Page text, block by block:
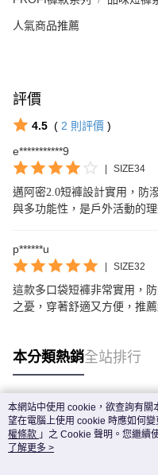
人氣商品推薦
評價
4.5 ( 2 則評價 )
e***********9
| SIZE34
邁阿密2.0短褲設計實用，防
與多功能性，是戶外活動的理
p******u
| SIZE32
這款多口袋短褲非常實用，
之憂，穿著舒適又方便，推薦
本分類熱銷全站排行
熱門標籤
本網站中使用 cookie，欲查詢有
望在電腦上使用 cookie 時應如何
權條款 」之 Cookie 聲明。您繼續
用條款之 Cookie 聲明使用 cookie。
了解更多 >